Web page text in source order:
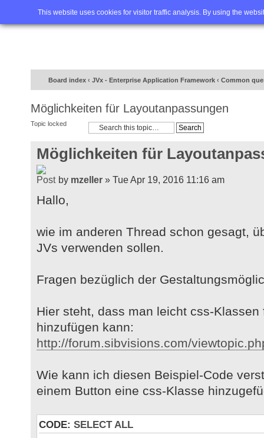
This website uses cookies for visitor traffic analysis. By using the
Home FAQ Advanced
Board index ‹ JVx - Enterprise Application Framework ‹ Common
Möglichkeiten für Layoutanpassungen
Topic locked
Möglichkeiten für
by mzeller » Tue Apr 19, 2016 11:16 am
Hallo,
wie im anderen Thread schon gesagt,
JVs verwenden sollen.
Fragen bezüglich der
Hier steht, dass man leicht css-
hinzufügen kann:
http://forum.sibvisions.com/
Wie kann ich diesen Beispiel-Code
einem Button eine css-Klasse
CODE: SELECT ALL